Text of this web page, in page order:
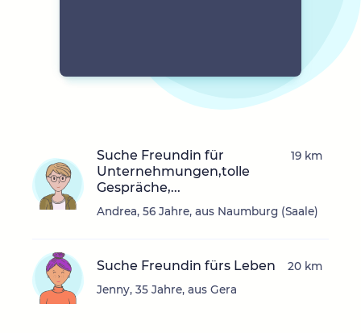
Suche Freundin für
Unternehmungen,tolle
Gespräche,...
Andrea, 56 Jahre, aus Naumburg (Saale)
19 km
Suche Freundin fürs Leben
Jenny, 35 Jahre, aus Gera
20 km